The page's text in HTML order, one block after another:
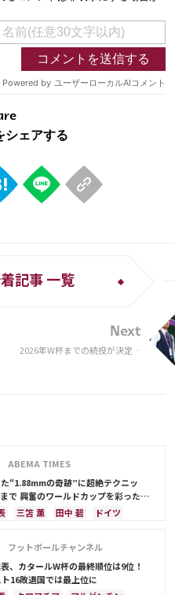
記事 一覧
Next
2026年W杯までの続投が決定…
ABEMA TIMES
“1.88mmの奇跡”に超絶テクニッ
で 興奮のワールドカップを彩った全
三笘 薫 田中 碧
ドイツ
セルビア
ポルトガル
ガーナ C・ロナウド
堂安 律
フットボールチャンネル
、カタールW杯の最終順位は9位！
16敗退国では最上位に